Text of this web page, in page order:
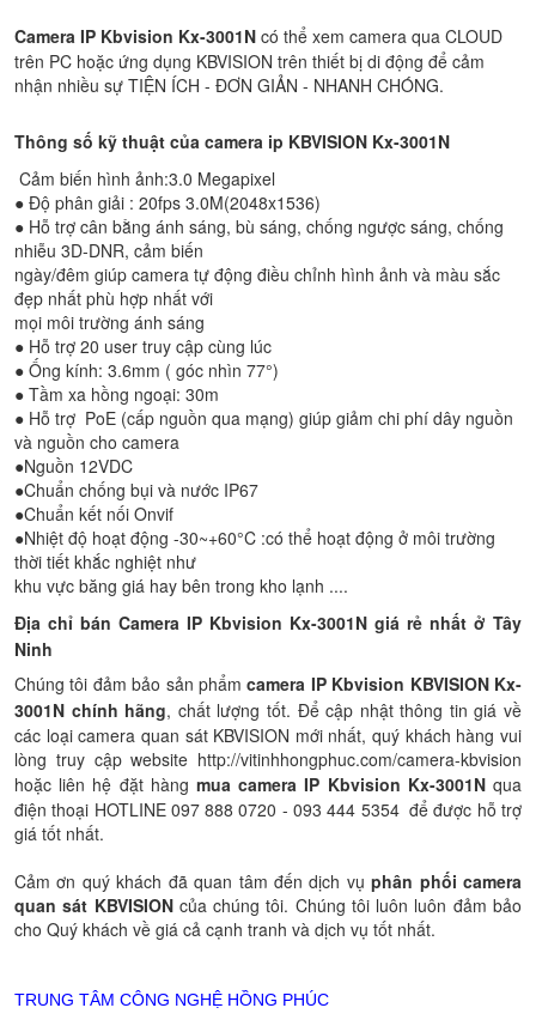
Camera IP Kbvision Kx-3001N có thể xem camera qua CLOUD
trên PC hoặc ứng dụng KBVISION trên thiết bị di động để cảm
nhận nhiều sự TIỆN ÍCH - ĐƠN GIẢN - NHANH CHÓNG.
Thông số kỹ thuật của camera ip KBVISION Kx-3001N
Cảm biến hình ảnh:3.0 Megapixel
● Độ phân giải : 20fps 3.0M(2048x1536)
● Hỗ trợ cân bằng ánh sáng, bù sáng, chống ngược sáng, chống
nhiễu 3D-DNR, cảm biến
ngày/đêm giúp camera tự động điều chỉnh hình ảnh và màu sắc
đẹp nhất phù hợp nhất với
mọi môi trường ánh sáng
● Hỗ trợ 20 user truy cập cùng lúc
● Ống kính: 3.6mm ( góc nhìn 77°)
● Tầm xa hồng ngoại: 30m
● Hỗ trợ PoE (cấp nguồn qua mạng) giúp giảm chi phí dây nguồn
và nguồn cho camera
●Nguồn 12VDC
●Chuẩn chống bụi và nước IP67
●Chuẩn kết nối Onvif
●Nhiệt độ hoạt động -30~+60°C :có thể hoạt động ở môi trường
thời tiết khắc nghiệt như
khu vực băng giá hay bên trong kho lạnh ....
Địa chỉ bán Camera IP Kbvision Kx-3001N giá rẻ nhất ở Tây
Ninh
Chúng tôi đảm bảo sản phẩmcamera IP Kbvision KBVISION Kx-
3001N chính hãng, chất lượng tốt. Để cập nhật thông tin giá về
các loại camera quan sát KBVISION mới nhất, quý khách hàng vui
lòng truy cập website http://vitinhhongphuc.com/camera-kbvision
hoặc liên hệ đặt hàng mua camera IP Kbvision Kx-3001Nqua
điện thoại HOTLINE 097 888 0720 - 093 444 5354 để được hỗ trợ
giá tốt nhất.
Cảm ơn quý khách đã quan tâm đến dịch vụphân phối camera
quan sát KBVISIONcủa chúng tôi. Chúng tôi luôn luôn đảm bảo
cho Quý khách về giá cả cạnh tranh và dịch vụ tốt nhất.
TRUNG TÂM CÔNG NGHỆ HỒNG PHÚC